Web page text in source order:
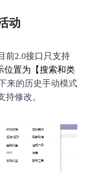
动
前2.0接口只支持
位置为【搜索和类
来的历史手动模式
持修改。